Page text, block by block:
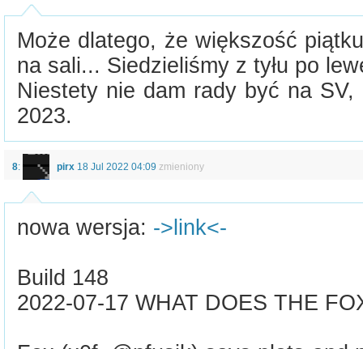
Może dlatego, że większość
na sali... Siedzieliśmy z tyłu po
Niestety nie dam rady być na
2023.
8: pirx 18 Jul 2022 04:09 zmieniony
nowa wersja: ->link<-
Build 148
2022-07-17 WHAT DOES THE